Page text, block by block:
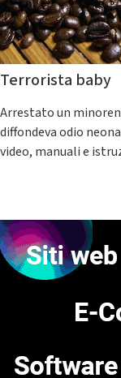
Terrorista baby
Arrestato un
diffondeva odio
video, manuali e